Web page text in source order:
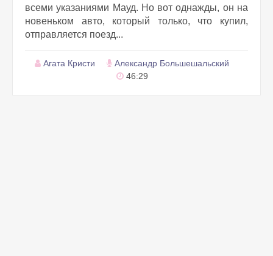
всеми указаниями Мауд. Но вот однажды, он на
новеньком авто, который только, что купил,
отправляется поезд...
Агата Кристи
Александр Большешальский
46:29